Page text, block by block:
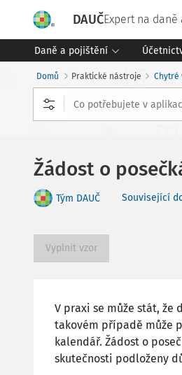
DAUČExpert na
Daně a pojištění
Domů Praktické nástroje Chytré
Žádost o
Tým DAUČ Související
Vyplnit vzor
V praxi se může stát, že
takovém případě může
kalendář. Žádost o
skutečnosti podloženy